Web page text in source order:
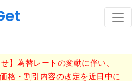
せ】為替レートの変動に伴い、
格・割引内容の改定を近日中に